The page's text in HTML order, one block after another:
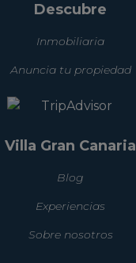
Descubre
Inmobiliaria
Anuncia tu propiedad
Villa Gran Canaria
Blog
Experiencias
Sobre nosotros